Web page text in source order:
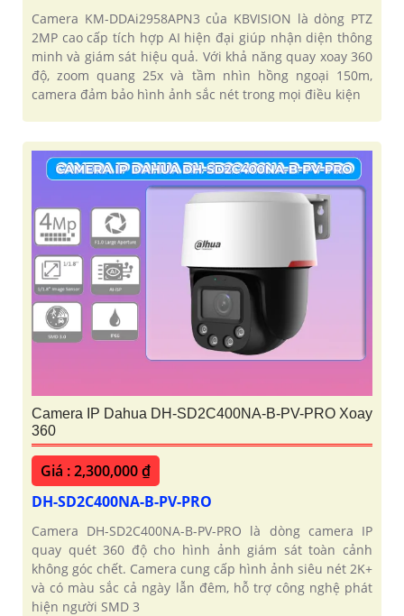
Camera KM-DDAi2958APN3 của KBVISION là dòng PTZ
2MP cao cấp tích hợp AI hiện đại giúp nhận diện thông
minh và giám sát hiệu quả. Với khả năng quay xoay 360
độ, zoom quang 25x và tầm nhìn hồng ngoại 150m,
camera đảm bảo hình ảnh sắc nét trong mọi điều kiện
Camera IP Dahua DH-SD2C400NA-B-PV-PRO Xoay
360
Giá : 2,300,000 ₫
DH-SD2C400NA-B-PV-PRO
Camera DH-SD2C400NA-B-PV-PRO là dòng camera IP
quay quét 360 độ cho hình ảnh giám sát toàn cảnh
không góc chết. Camera cung cấp hình ảnh siêu nét 2K+
và có màu sắc cả ngày lẫn đêm, hỗ trợ công nghệ phát
hiện người SMD 3